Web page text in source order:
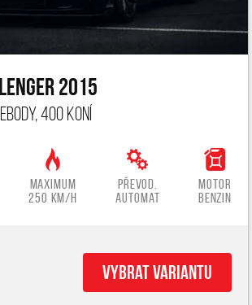
2015
400 koní
Maximum
250 km/h
Převod.
automat
Motor
benzin
Vybrat variantu